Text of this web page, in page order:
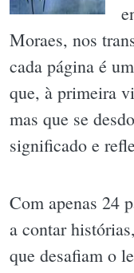
Moraes, nos
cada página é
que, à primeira
mas que se
significado e
Com apenas 24
a contar
que desafiam o